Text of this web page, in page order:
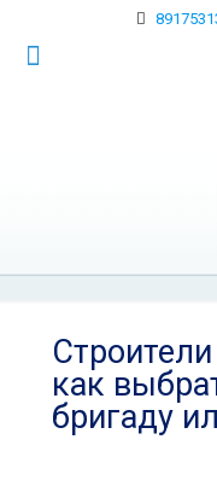
как
бригаду